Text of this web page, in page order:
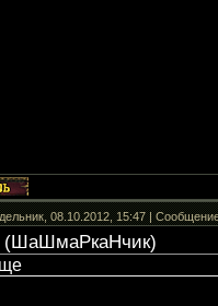
08.10.2012, 15:47 |
ШаШмаРкаНчик)